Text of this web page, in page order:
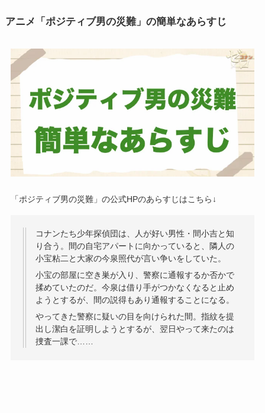
アニメ「ポジティブ男の災難」の簡単なあらすじ
「ポジティブ男の災難」の公式HPのあらすじはこちら↓
コナンたち少年探偵団は、人が好い男性・間小吉と知
り合う。間の自宅アパートに向かっていると、隣人の
小宝粘二と大家の今泉照代が言い争いをしていた。
小宝の部屋に空き巣が入り、警察に通報するか否かで
揉めていたのだ。今泉は借り手がつかなくなると止め
ようとするが、間の説得もあり通報することになる。
やってきた警察に疑いの目を向けられた間。指紋を提
出し潔白を証明しようとするが、翌日やって来たのは
捜査一課で……